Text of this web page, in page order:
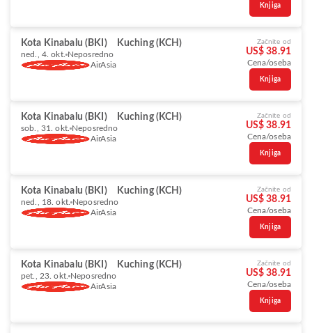
Knjiga
Kota Kinabalu (BKI) Kuching (KCH)
ned., 4. okt. Neposredno
AirAsia
Začnite od
US$ 38.91
Cena/oseba
Knjiga
Kota Kinabalu (BKI) Kuching (KCH)
sob., 31. okt. Neposredno
AirAsia
Začnite od
US$ 38.91
Cena/oseba
Knjiga
Kota Kinabalu (BKI) Kuching (KCH)
ned., 18. okt. Neposredno
AirAsia
Začnite od
US$ 38.91
Cena/oseba
Knjiga
Kota Kinabalu (BKI) Kuching (KCH)
pet., 23. okt. Neposredno
AirAsia
Začnite od
US$ 38.91
Cena/oseba
Knjiga